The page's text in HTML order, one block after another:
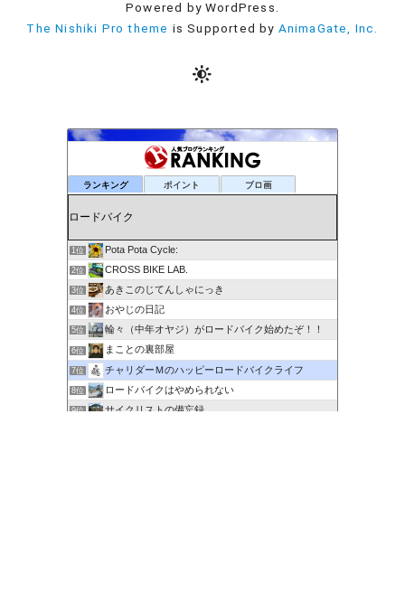
Powered by WordPress.
The Nishiki Pro theme is Supported by AnimaGate, Inc.
ランキング ポイント ブロ画
1位 Pota Pota Cycle:
2位 CROSS BIKE LAB.
3位 あきこのじてんしゃにっき
4位 おやじの日記
5位 輪々（中年オヤジ）がロードバイク始めたぞ！！
6位 まことの裏部屋
7位 チャリダーＭのハッピーロードバイクライフ
8位 ロードバイクはやめられない
9位 サイクリストの備忘録